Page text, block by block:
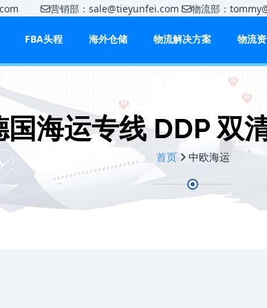
营销部：sale@tieyunfei.com 物流部：
FBA头程 海外仓储 物流解决方案 物流
海运专线 DDP 双
首页 中欧海运